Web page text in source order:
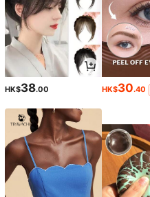
HK$38.00 HK$30.40